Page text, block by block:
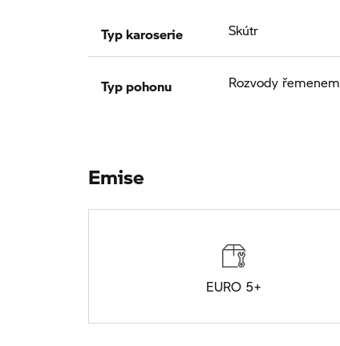
Typ karoserie Skútr
Typ pohonu Rozvody řemenem
Emise
EURO 5+